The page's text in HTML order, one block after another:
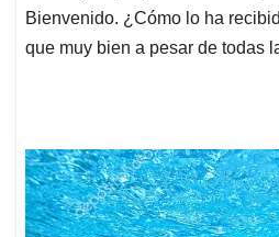
Bienvenido. ¿Cómo lo ha
que muy bien a pesar de todas